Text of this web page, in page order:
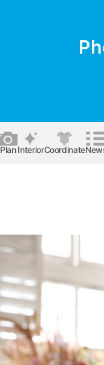
PlanInteriorCoordinate